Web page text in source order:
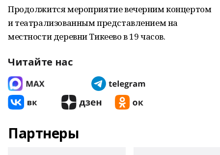
Продолжится мероприятие вечерним концертом
и театрализованным представлением на
местности деревни Тикеево в 19 часов.
Читайте нас
Партнеры